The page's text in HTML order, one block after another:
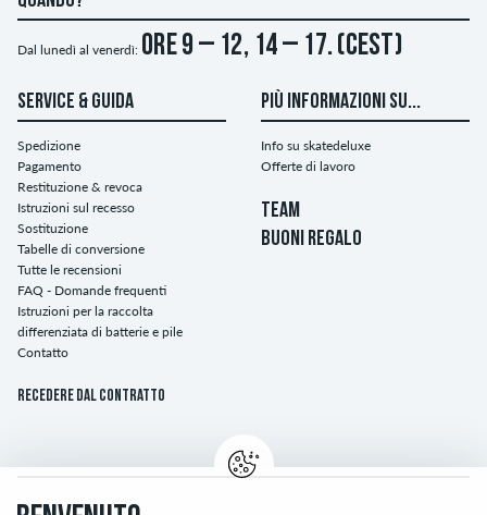
Dal lunedì al venerdì: ore 9 – 12, 14 – 17. (CEST)
SERVICE & GUIDA
Spedizione
Pagamento
Restituzione & revoca
Istruzioni sul recesso
Sostituzione
Tabelle di conversione
Tutte le recensioni
FAQ - Domande frequenti
Istruzioni per la raccolta
differenziata di batterie e pile
Contatto
Recedere dal contratto
PIÙ INFORMAZIONI SU...
Info su skatedeluxe
Offerte di lavoro
TEAM
BUONI REGALO